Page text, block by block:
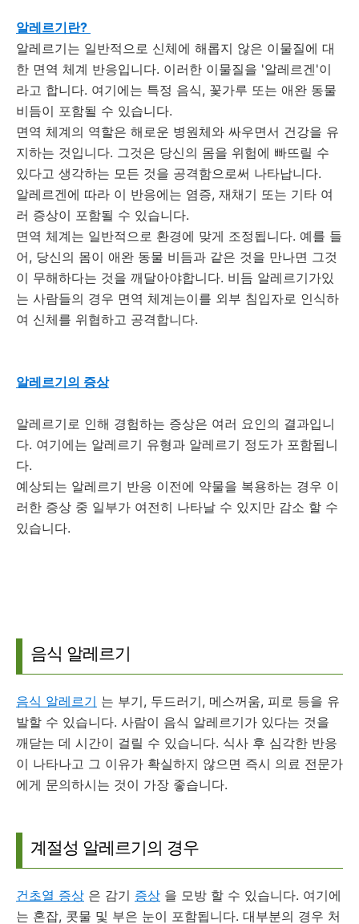
알레르기란?
알레르기는 일반적으로 신체에 해롭지 않은 이물질에 대
한 면역 체계 반응입니다. 이러한 이물질을 '알레르겐'이
라고 합니다. 여기에는 특정 음식, 꽃가루 또는 애완 동물
비듬이 포함될 수 있습니다.
면역 체계의 역할은 해로운 병원체와 싸우면서 건강을 유
지하는 것입니다. 그것은 당신의 몸을 위험에 빠뜨릴 수
있다고 생각하는 모든 것을 공격함으로써 나타납니다.
알레르겐에 따라 이 반응에는 염증, 재채기 또는 기타 여
러 증상이 포함될 수 있습니다.
면역 체계는 일반적으로 환경에 맞게 조정됩니다. 예를 들
어, 당신의 몸이 애완 동물 비듬과 같은 것을 만나면 그것
이 무해하다는 것을 깨달아야합니다. 비듬 알레르기가있
는 사람들의 경우 면역 체계는이를 외부 침입자로 인식하
여 신체를 위협하고 공격합니다.
알레르기의 증상
알레르기로 인해 경험하는 증상은 여러 요인의 결과입니
다. 여기에는 알레르기 유형과 알레르기 정도가 포함됩니
다.
예상되는 알레르기 반응 이전에 약물을 복용하는 경우 이
러한 증상 중 일부가 여전히 나타날 수 있지만 감소 할 수
있습니다.
음식 알레르기
음식 알레르기 는 부기, 두드러기, 메스꺼움, 피로 등을 유
발할 수 있습니다. 사람이 음식 알레르기가 있다는 것을
깨닫는 데 시간이 걸릴 수 있습니다. 식사 후 심각한 반응
이 나타나고 그 이유가 확실하지 않으면 즉시 의료 전문가
에게 문의하시는 것이 가장 좋습니다.
계절성 알레르기의 경우
건초열 증상 은 감기 증상 을 모방 할 수 있습니다. 여기에
는 혼잡, 콧물 및 부은 눈이 포함됩니다. 대부분의 경우 처